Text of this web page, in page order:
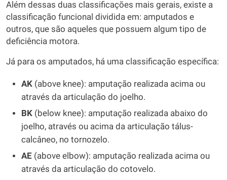
Além dessas duas classificações mais gerais, existe a
classificação funcional dividida em: amputados e
outros, que são aqueles que possuem algum tipo de
deficiência motora.
Já para os amputados, há uma classificação específica:
AK (above knee): amputação realizada acima ou
através da articulação do joelho.
BK (below knee): amputação realizada abaixo do
joelho, através ou acima da articulação tálus-
calcâneo, no tornozelo.
AE (above elbow): amputação realizada acima ou
através da articulação do cotovelo.